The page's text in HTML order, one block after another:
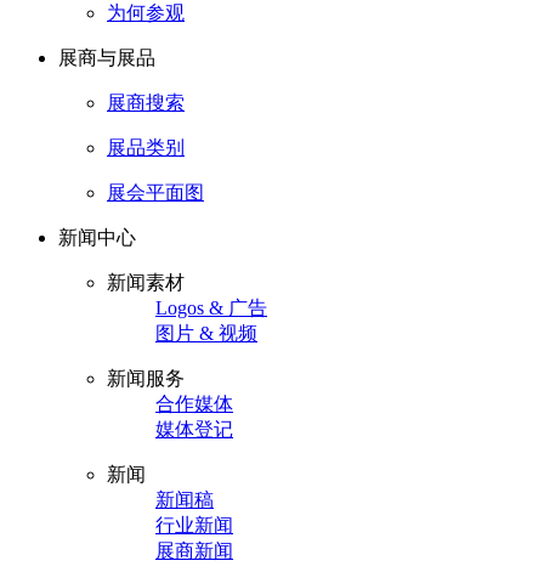
为何参观
展商与展品
展商搜索
展品类别
展会平面图
新闻中心
新闻素材
Logos & 广告
图片 & 视频
新闻服务
合作媒体
媒体登记
新闻
新闻稿
行业新闻
展商新闻